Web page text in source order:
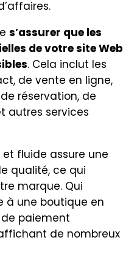
s’assurer que les
de votre site Web
. Cela inclut les
de vente en ligne,
réservation, de
autres services
fluide assure une
qualité, ce qui
marque. Qui
à une boutique en
paiement
de nombreux